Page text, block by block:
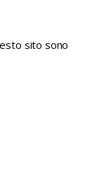
sito sono